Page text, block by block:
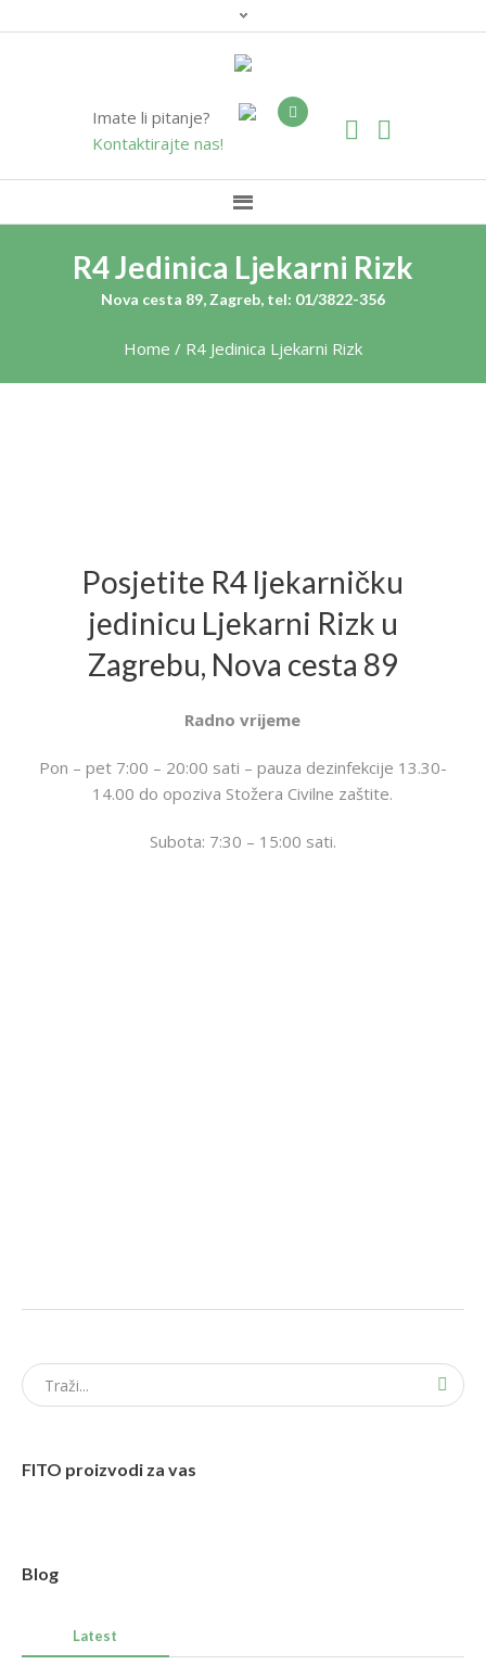
Imate li pitanje?
Kontaktirajte nas!
R4 Jedinica Ljekarni Rizk
Nova cesta 89, Zagreb, tel: 01/3822-356
Home / R4 Jedinica Ljekarni Rizk
Posjetite R4 ljekarničku
jedinicu Ljekarni Rizk u
Zagrebu, Nova cesta 89
Radno vrijeme
Pon – pet 7:00 – 20:00 sati – pauza dezinfekcije 13.30-
14.00 do opoziva Stožera Civilne zaštite.
Subota: 7:30 – 15:00 sati.
FITO proizvodi za vas
Blog
Latest